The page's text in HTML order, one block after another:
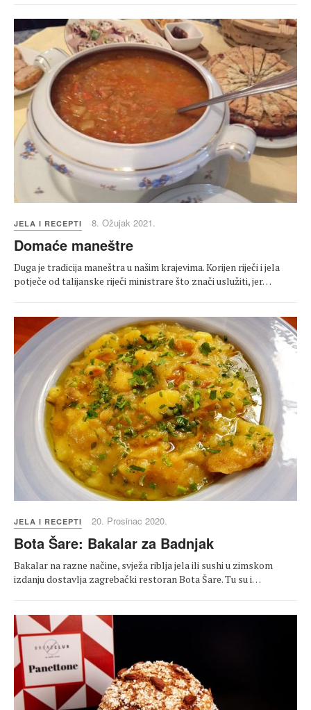
JELA I RECEPTI 8. Ožujak 2021.
Domaće maneštre
Duga je tradicija maneštra u našim krajevima. Korijen riječi i jela
potječe od talijanske riječi ministrare što znači uslužiti, jer…
JELA I RECEPTI 20. Prosinac 2020.
Bota Šare: Bakalar za Badnjak
Bakalar na razne načine, svježa riblja jela ili sushi u zimskom
izdanju dostavlja zagrebački restoran Bota Šare. Tu su i…